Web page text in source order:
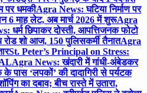
पर धमकीAgra News: घटिया निर्माण पर
माह लेट, अब मार्च 2026 में शुरूAgra
धर्म छिपाकर दोस्ती, आपत्तिजनक फोटो
रोड शो आज, 150 पुलिसकर्मी तैनातAgra
St. Peter’s Principal on Stress:
Agra News: खंदारी में गांधी-अंबेडकर
पास ‘लपकों’ की दादागिरी से पर्यटक
का दबाव; बीच रास्ते में उतारा,